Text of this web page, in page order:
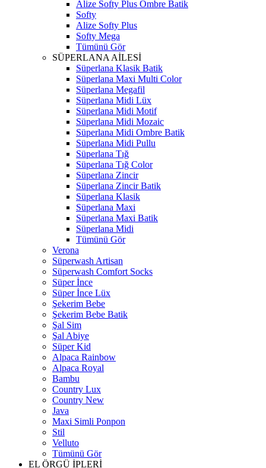
Alize Softy Plus Ombre Batik
Softy
Alize Softy Plus
Softy Mega
Tümünü Gör
SÜPERLANA AİLESİ
Süperlana Klasik Batik
Süperlana Maxi Multi Color
Süperlana Megafil
Süperlana Midi Lüx
Süperlana Midi Motif
Süperlana Midi Mozaic
Süperlana Midi Ombre Batik
Süperlana Midi Pullu
Süperlana Tığ
Süperlana Tığ Color
Süperlana Zincir
Süperlana Zincir Batik
Süperlana Klasik
Süperlana Maxi
Süperlana Maxi Batik
Süperlana Midi
Tümünü Gör
Verona
Süperwash Artisan
Süperwash Comfort Socks
Süper İnce
Süper İnce Lüx
Şekerim Bebe
Şekerim Bebe Batik
Şal Sim
Şal Abiye
Süper Kid
Alpaca Rainbow
Alpaca Royal
Bambu
Country Lux
Country New
Java
Maxi Simli Ponpon
Stil
Velluto
Tümünü Gör
EL ÖRGÜ İPLERİ